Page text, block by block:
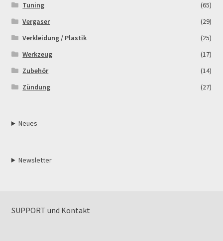
Tuning
(65)
Vergaser
(29)
Verkleidung / Plastik
(25)
Werkzeug
(17)
Zubehör
(14)
Zündung
(27)
Neues
Newsletter
SUPPORT und Kontakt